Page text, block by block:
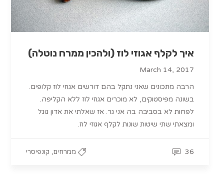
איך לקלף אגוזי לוז (ולהכין ממרח נוטלה)
March 14, 2017
הרבה מתכונים שאני נתקל בהם דורשים אגוזי לוז קלופים.
בשונה מפיסטוקים, לא מוכרים אגוזי לוז ללא הקליפה.
לפחות לא בסביבה בה אני גר. אז שאלתי את אדון גוגל
ומצאתי שתי שיטות שונות לקלף אגוזי לוז.
ממרחים, קונפיסרי 36